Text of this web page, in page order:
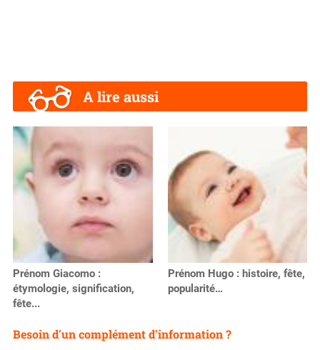
A lire aussi
Prénom Giacomo :
étymologie, signification,
fête...
Prénom Hugo : histoire, fête,
popularité…
Besoin d'un complément d'information ?